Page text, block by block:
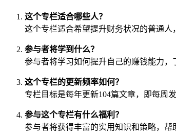
这个专栏适合哪些人？
这个专栏适合希望提升财务状况的普通人
参与者将学到什么？
参与者将学习如何提升自己的赚钱能力，
这个专栏的更新频率如何？
专栏目标是每年更新104篇文章，即每周
参与这个专栏有什么福利？
参与者将获得丰富的实用知识和策略，帮